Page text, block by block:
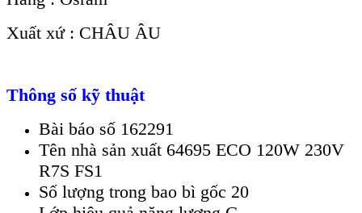
Xuất xứ : CHÂU ÂU
Thông số kỹ thuật
Bài báo số 162291
Tên nhà sản xuất 64695 ECO 120W 230V
R7S FS1
Số lượng trong bao bì gốc 20